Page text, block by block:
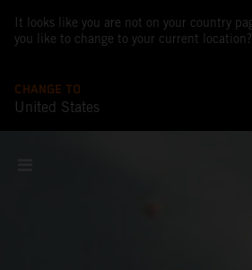
It looks like you are not on your country
you like to change to your current location?
CHANGE TO
United States